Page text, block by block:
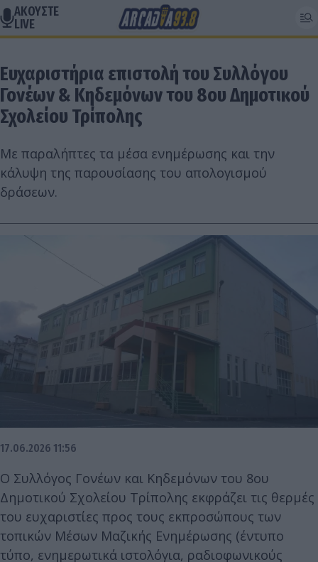
ΑΚΟΥΣΤΕ
LIVE
Ευχαριστήρια επιστολή του Συλλόγου
Γονέων & Κηδεμόνων του 8ου Δημοτικού
Σχολείου Τρίπολης
Με παραλήπτες τα μέσα ενημέρωσης και την
κάλυψη της παρουσίασης του απολογισμού
δράσεων.
17.06.2026 11:56
Ο Συλλόγος Γονέων και Κηδεμόνων του 8ου
Δημοτικού Σχολείου Τρίπολης εκφράζει τις θερμές
του ευχαριστίες προς τους εκπροσώπους των
τοπικών Μέσων Μαζικής Ενημέρωσης (έντυπο
τύπο, ενημερωτικά ιστολόγια, ραδιοφωνικούς